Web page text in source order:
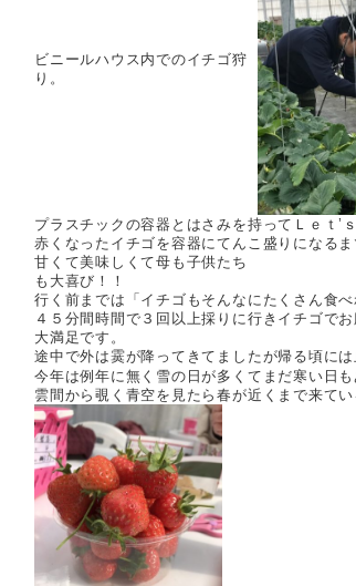
ビニールハウス内でのイチゴ狩
り。
プラスチックの容器とはさみを持ってＬｅｔ’
赤くなったイチゴを容器にてんこ盛りになる
甘くて美味しくて母も子供たち
も大喜び！！
行く前までは「イチゴもそんなにたくさん食
４５分間時間で３回以上採りに行きイチゴで
大満足です。
途中で外は霙が降ってきてましたが帰る頃に
今年は例年に無く雪の日が多くてまだ寒い日
雲間から覗く青空を見たら春が近くまで来てい